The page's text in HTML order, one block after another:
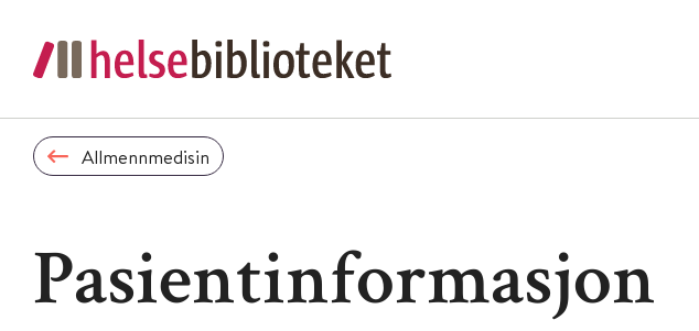
Allmennmedisin
Pasientinformasjon